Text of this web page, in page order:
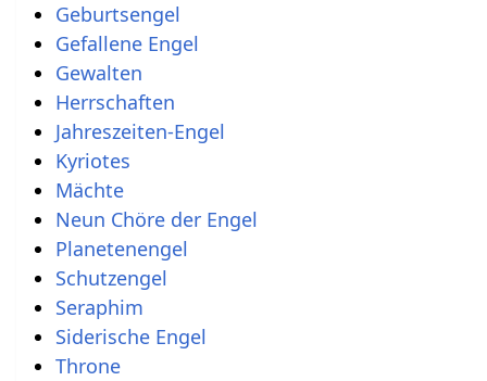
Geburtsengel
Gefallene Engel
Gewalten
Herrschaften
Jahreszeiten-Engel
Kyriotes
Mächte
Neun Chöre der Engel
Planetenengel
Schutzengel
Seraphim
Siderische Engel
Throne